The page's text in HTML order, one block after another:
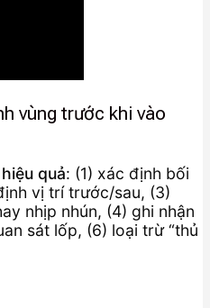
vùng trước khi vào
quả: (1) xác định bối
vị trí trước/sau, (3)
nhịp nhún, (4) ghi nhận
sát lốp, (6) loại trừ “thủ